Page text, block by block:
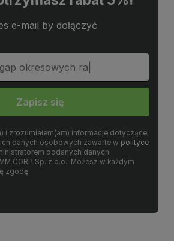
e-mail by dołączyć
Zapisz się
i zrozumiałem(am) informacje dotyczące
danych osobowych zawarte w polityce
podanych danych
CORP Sp. z o.o.. Możesz w każdym
zgodę.